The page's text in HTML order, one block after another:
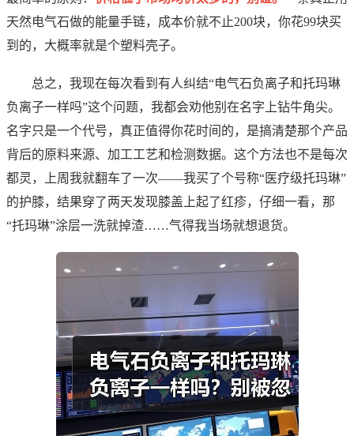
天然电气石做的能量手链，成本价就不止200块，你花99块买
到的，大概率就是个塑料壳子。
总之，我现在每次看到有人纠结“电气石负离子和托玛琳
负离子一样吗”这个问题，我都会劝他别在名字上钻牛角尖。
名字只是一个代号，真正值得你花时间的，是搞清楚那个产品
背后的原料来源、加工工艺和检测数据。这个方法也不是每次
都灵，上周我就翻车了一次——我买了个号称“医疗级托玛琳”
的护膝，结果穿了两天发现膝盖上起了红疹，仔细一看，那
“托玛琳”涂层一洗就掉渣……气得我当场就想退货。